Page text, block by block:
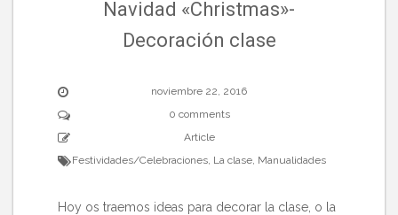
Navidad «Christmas»-
Decoración clase
noviembre 22, 2016
0 comments
Article
Festividades/Celebraciones La clase Manualidades
Hoy os traemos ideas para decorar la clase, o la